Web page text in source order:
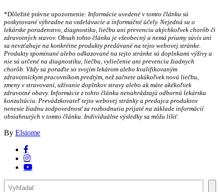
*Dôležité právne upozornenie: Informácie uvedené v tomto článku sú
poskytované výhradne na vzdelávacie a informačné účely. Nejedná sa o
lekárske poradenstvo, diagnostiku, liečbu ani prevenciu akýchkoľvek chorôb či
zdravotných stavov. Obsah tohto článku je všeobecný a nemá priamy súvis ani
sa nevzťahuje na konkrétne produkty predávané na tejto webovej stránke.
Produkty spomínané alebo odkazované na tejto stránke sú doplnkami výživy a
nie sú určené na diagnostiku, liečbu, vyliečenie ani prevenciu žiadnych
chorôb. Vždy sa poraďte so svojím lekárom alebo kvalifikovaným
zdravotníckym pracovníkom predtým, než začnete akúkoľvek novú liečbu,
zmeny v stravovaní, užívanie doplnkov stravy alebo ak máte akékoľvek
zdravotné obavy. Informácie z tohto článku nenahrádzajú odbornú lekársku
konzultáciu. Prevádzkovateľ tejto webovej stránky a predajca produktov
nenesie žiadnu zodpovednosť za rozhodnutia prijaté na základe informácií
obsiahnutých v tomto článku. Individuálne výsledky sa môžu líšiť.
By Elsiome
Search